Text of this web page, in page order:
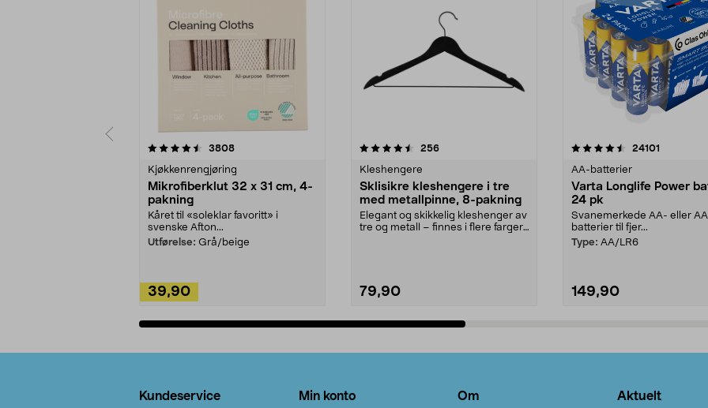
3808anmeldelser
Kjøkkenrengjøring
Mikrofiberklut 32 x 31 cm, 4-
pakning
Kåret til «soleklar favoritt» i
svenske Afton...
Utførelse: Grå/beige
39,90
4.5av 5 stjerner 256anmeldelser
Kleshengere
Sklisikre kleshengere i tre
med metallpinne, 8-pakning
Elegant og skikkelig kleshenger av
tre og metall – finnes i flere farger.
79,90
4.5av 5 stjerner 24101
AA-batterier
Varta Longlife Power
24 pk
Svanemerkede AA- eller
batterier til fjer...
Type: AA/LR6
149,90
4.5av 5 stjerner
Kundeservice Min konto Om Aktuelt